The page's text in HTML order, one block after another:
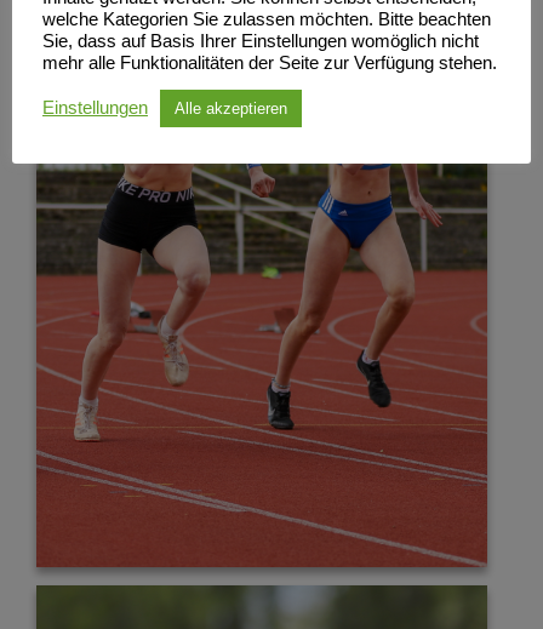
welche Kategorien Sie zulassen möchten. Bitte beachten
Sie, dass auf Basis Ihrer Einstellungen womöglich nicht
mehr alle Funktionalitäten der Seite zur Verfügung stehen.
Einstellungen Alle akzeptieren